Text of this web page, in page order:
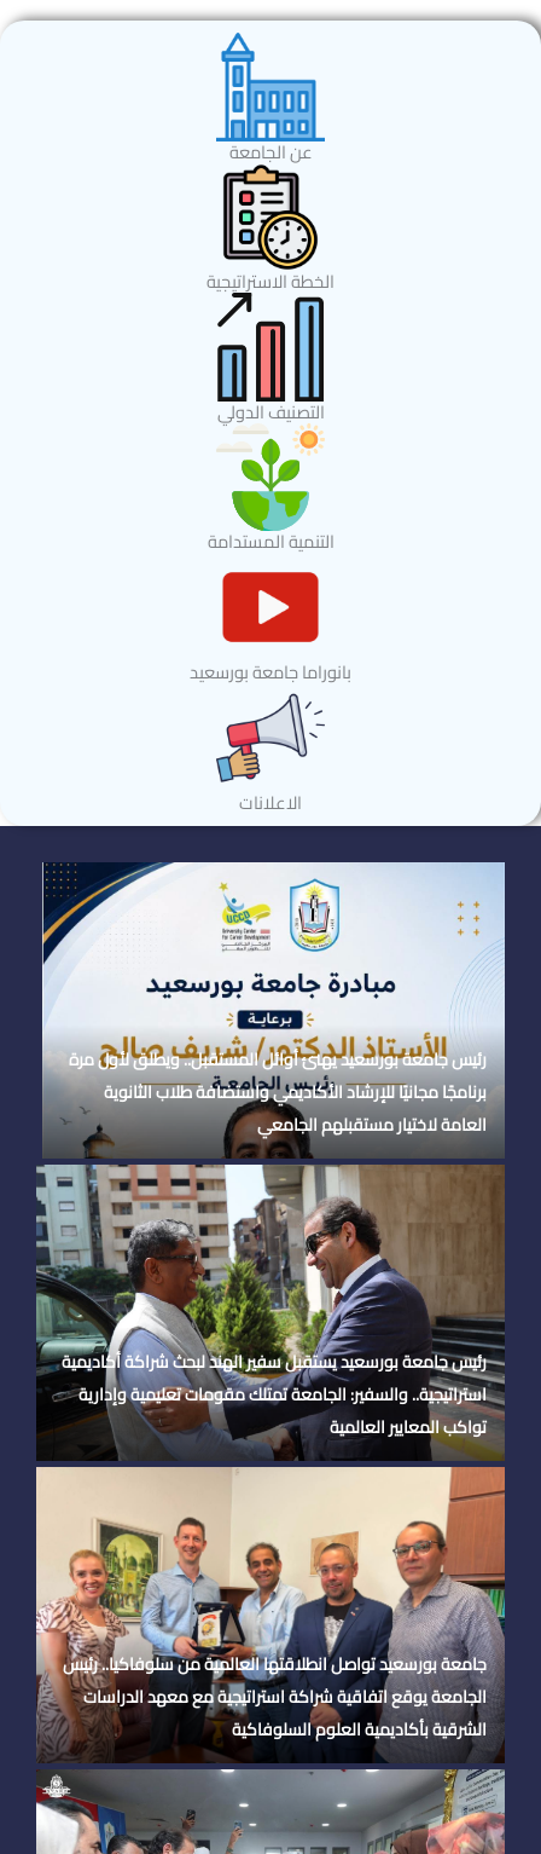
عن الجامعة
الخطة الاستراتيجية
التصنيف الدولي
التنمية المستدامة
بانوراما جامعة بورسعيد
الاعلانات
رئيس جامعة بورسعيد يهنئ أوائل المستقبل.. ويطلق لأول مرة
برنامجًا مجانيًا للإرشاد الأكاديمي واستضافة طلاب الثانوية
العامة لاختيار مستقبلهم الجامعي
رئيس جامعة بورسعيد يستقبل سفير الهند لبحث شراكة أكاديمية
استراتيجية.. والسفير: الجامعة تمتلك مقومات تعليمية وإدارية
تواكب المعايير العالمية
جامعة بورسعيد تواصل انطلاقتها العالمية من سلوفاكيا.. رئيس
الجامعة يوقع اتفاقية شراكة استراتيجية مع معهد الدراسات
الشرقية بأكاديمية العلوم السلوفاكية